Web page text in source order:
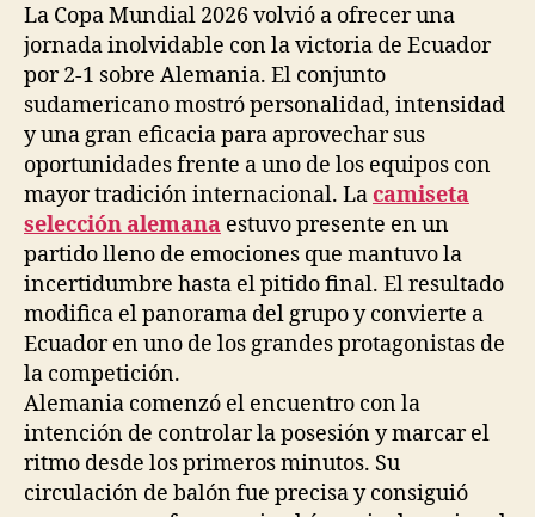
La Copa Mundial 2026 volvió a ofrecer una
jornada inolvidable con la victoria de Ecuador
por 2-1 sobre Alemania. El conjunto
sudamericano mostró personalidad, intensidad
y una gran eficacia para aprovechar sus
oportunidades frente a uno de los equipos con
mayor tradición internacional. Lacamiseta
selección alemana estuvo presente en un
partido lleno de emociones que mantuvo la
incertidumbre hasta el pitido final. El resultado
modifica el panorama del grupo y convierte a
Ecuador en uno de los grandes protagonistas de
la competición.
Alemania comenzó el encuentro con la
intención de controlar la posesión y marcar el
ritmo desde los primeros minutos. Su
circulación de balón fue precisa y consiguió